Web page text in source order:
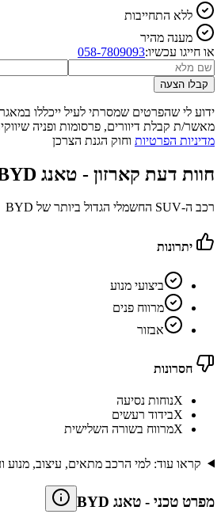
ללא התחייבות
מענה מהיר
או חייגו עכשיו:058-7809093
קבלו הצעה
ידוע לי שהפרטים שמסרתי לעיל ייכללו
מאשר/ת קבלת דיוורים, פרסומות ופניה
מדיניות הפרטיות וחוק הגנת הצרכן
חוות דעת קארזון - BYD טאנג
רכב ה-SUV החשמלי הגדול ביותר של BYD
יתרונות
ביצועי מנוע
מרווח פנים
אבזור
חסרונות
Xנוחות נסיעה
Xבידוד רעשים
Xמרווח בשורה השלישית
קראו עוד: למי הרכב מתאים, עיצוב, מנוע
מפרט טכני - BYD טאנג